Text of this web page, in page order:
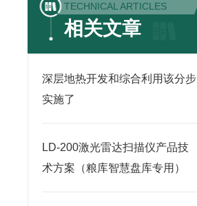
TECHNICAL ARTICLES
相关文章
深层地热开发和综合利用该分步
实施了
LD-200激光雷达扫描仪产品技
术方案（粮库智慧盘库专用）